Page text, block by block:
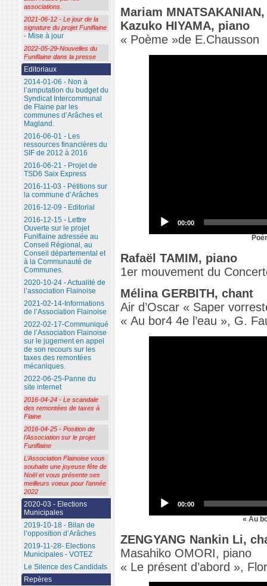
Mariam
Kazuko HIYAMA, piano
« Poème »de E.Chausson
00:00
Rafaël TAMIM, piano
1er mouvement du
Mélina GERBITH, chant
Air d’Oscar « Saper
« Au bor4 4e l’eau », G.
00:00
« Au
ZENGYANG Nankin Li,
Masahiko OMORI, piano
« Le présent d’abord »,
associations.
2021-06-12 - Le jour de la
signature du projet Funiflaine
- Mise à jour
2022-05-29-Nouvelles du
Funiflaine dans la presse
Editoriaux
2014-01-06 - Non à
l’amputation du budget du
Syndicat Intercommunal
de Flaine par les
communes d’Arâches et
Magland.
2016-06-01 - Les
ressources financières du
SIF de 2012 à 2016
2016-06-21 - Projet de
TSD6 Saix Express
2016-11-03 - Pétitions sur
la commune d’Arâches
2016-12-09 - Editorial
2016-12-15 - Lettre
Ouverte sur le projet
Funiflaine adressée au
Conseil Régional, au
Conseil départemental et
à la Communauté de
Communes.
2020-10-24 - Actualité de
l’association Flainoise
2021-02-14-Informations
de l’Association Flainoise
2022-02-17-Communiqué
de l’Association Flainoise
sur le jugement en appel
de son recours sur les
taxes des remontées
mécaniques.
2022-06-25-Panne du
site internet
2016-04-24 - Le scandale
des remontées de taxes à
Flaine
2016-04-25 - Position de
l’Association sur le projet
Funiflaine
L’Association Flainoise vous
souhaite une joyeuse fête de
Noël et vous présente ses
meilleurs voeux pour l’année
2022
2020-03 - Elections
Municipales
2019-10-18 - Bilan de
l’opposition d’Arâches
2019-11-28- Elections
Municipales - VOTEZ
Le Silence des Candidats
Repères